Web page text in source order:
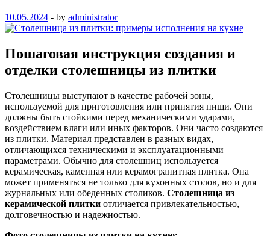
10.05.2024 - by administrator
Пошаговая инструкция создания и
отделки столешницы из плитки
Столешницы выступают в качестве рабочей зоны,
используемой для приготовления или принятия пищи. Они
должны быть стойкими перед механическими ударами,
воздействием влаги или иных факторов. Они часто создаются
из плитки. Материал представлен в разных видах,
отличающихся техническими и эксплуатационными
параметрами. Обычно для столешниц используется
керамическая, каменная или керамогранитная плитка. Она
может применяться не только для кухонных столов, но и для
журнальных или обеденных столиков. Столешница из
керамической плитки отличается привлекательностью,
долговечностью и надежностью.